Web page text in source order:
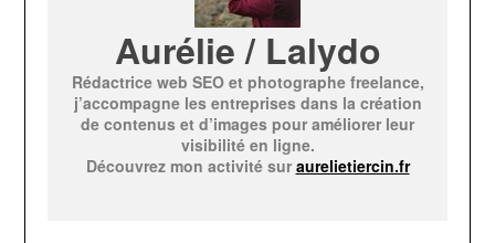
Aurélie / Lalydo
Rédactrice web SEO et photographe freelance,
j’accompagne les entreprises dans la création
de contenus et d’images pour améliorer leur
visibilité en ligne.
Découvrez mon activité sur aurelietiercin.fr